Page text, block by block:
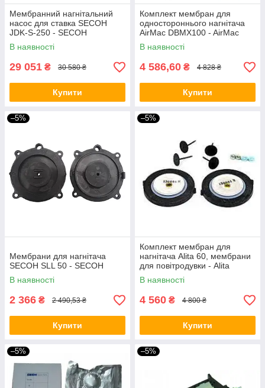
Мембранний нагнітальний
насос для ставка SECOH
JDK-S-250 - SECOH
В наявності
29 051 ₴ 30 580 ₴
Купити
Комплект мембран для
одностороннього нагнітача
AirMac DBMX100 - AirMac
В наявності
4 586,60 ₴ 4 828 ₴
Купити
–5%
Мембрани для нагнітача
SECOH SLL 50 - SECOH
В наявності
2 366 ₴ 2 490,53 ₴
Купити
–5%
Комплект мембран для
нагнітача Alita 60, мембрани
для повітродувки - Alita
В наявності
4 560 ₴ 4 800 ₴
Купити
–5% –5%